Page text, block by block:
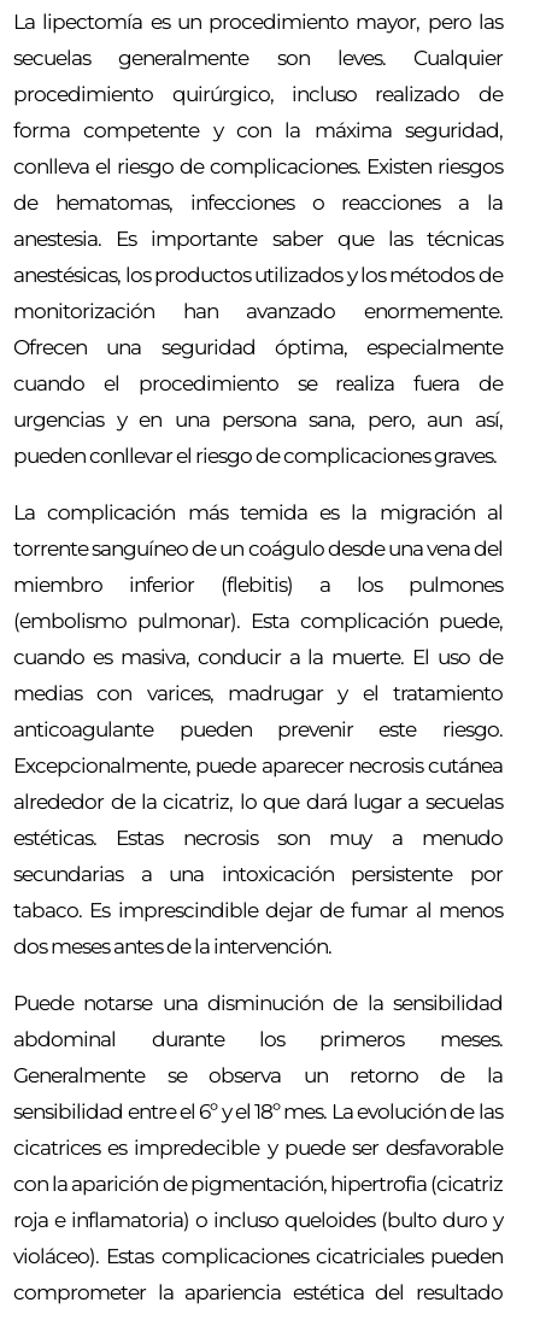
La lipectomía es un procedimiento mayor, pero las
secuelas generalmente son leves. Cualquier
procedimiento quirúrgico, incluso realizado de
forma competente y con la máxima seguridad,
conlleva el riesgo de complicaciones. Existen riesgos
de hematomas, infecciones o reacciones a la
anestesia. Es importante saber que las técnicas
anestésicas, los productos utilizados y los métodos de
monitorización han avanzado enormemente.
Ofrecen una seguridad óptima, especialmente
cuando el procedimiento se realiza fuera de
urgencias y en una persona sana, pero, aun así,
pueden conllevar el riesgo de complicaciones graves.
La complicación más temida es la migración al
torrente sanguíneo de un coágulo desde una vena del
miembro inferior (flebitis) a los pulmones
(embolismo pulmonar). Esta complicación puede,
cuando es masiva, conducir a la muerte. El uso de
medias con varices, madrugar y el tratamiento
anticoagulante pueden prevenir este riesgo.
Excepcionalmente, puede aparecer necrosis cutánea
alrededor de la cicatriz, lo que dará lugar a secuelas
estéticas. Estas necrosis son muy a menudo
secundarias a una intoxicación persistente por
tabaco. Es imprescindible dejar de fumar al menos
dos meses antes de la intervención.
Puede notarse una disminución de la sensibilidad
abdominal durante los primeros meses.
Generalmente se observa un retorno de la
sensibilidad entre el 6º y el 18º mes. La evolución de las
cicatrices es impredecible y puede ser desfavorable
con la aparición de pigmentación, hipertrofia (cicatriz
roja e inflamatoria) o incluso queloides (bulto duro y
violáceo). Estas complicaciones cicatriciales pueden
comprometer la apariencia estética del resultado